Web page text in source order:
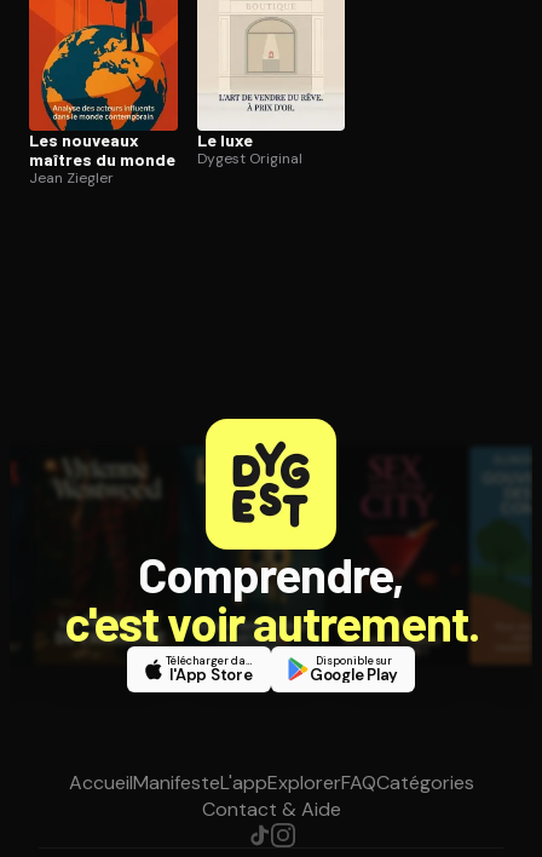
Les nouveaux
maîtres du monde
Jean Ziegler
Le luxe
Dygest Original
Comprendre,
c'est voir autrement.
Télécharger dans
l'App Store
Disponible sur
Google Play
AccueilManifesteL'appExplorerFAQCatégories
Contact & Aide